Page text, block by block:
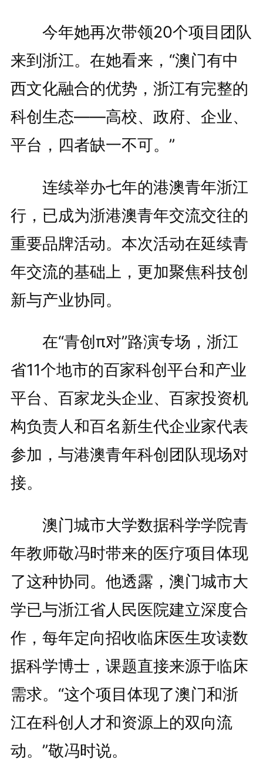
今年她再次带领20个项目团队
来到浙江。在她看来，“澳门有中
西文化融合的优势，浙江有完整的
科创生态——高校、政府、企业、
平台，四者缺一不可。”
连续举办七年的港澳青年浙江
行，已成为浙港澳青年交流交往的
重要品牌活动。本次活动在延续青
年交流的基础上，更加聚焦科技创
新与产业协同。
在“青创π对”路演专场，浙江
省11个地市的百家科创平台和产业
平台、百家龙头企业、百家投资机
构负责人和百名新生代企业家代表
参加，与港澳青年科创团队现场对
接。
澳门城市大学数据科学学院青
年教师敬冯时带来的医疗项目体现
了这种协同。他透露，澳门城市大
学已与浙江省人民医院建立深度合
作，每年定向招收临床医生攻读数
据科学博士，课题直接来源于临床
需求。“这个项目体现了澳门和浙
江在科创人才和资源上的双向流
动。”敬冯时说。